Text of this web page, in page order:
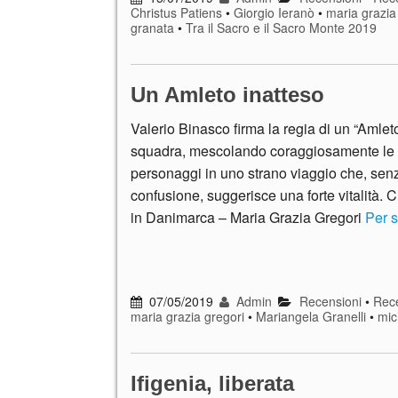
Christus Patiens • Giorgio Ieranò • maria
granata • Tra il Sacro e il Sacro Monte 2019
Un Amleto inatteso
Valerio Binasco firma la regia di un
squadra, mescolando coraggiosamente
personaggi in uno strano viaggio che,
confusione, suggerisce una forte vitalità.
in Danimarca – Maria Grazia Gregori Per
07/05/2019 Admin Recensioni•
maria grazia gregori • Mariangela Granelli •
Ifigenia, liberata